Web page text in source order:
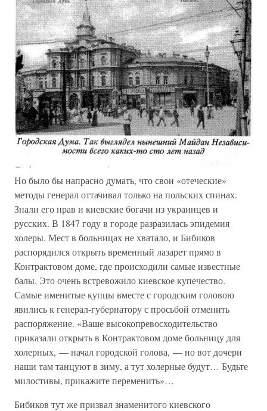
Но было бы напрасно думать, что свои «отеческие»
методы генерал оттачивал только на польских спинах.
Знали его нрав и киевские богачи из украинцев и
русских. В 1847 году в городе разразилась эпидемия
холеры. Мест в больницах не хватало, и Бибиков
распорядился открыть временный лазарет прямо в
Контрактовом доме, где происходили самые известные
балы. Это очень встревожило киевское купечество.
Самые именитые купцы вместе с городским головою
явились к генерал-губернатору с просьбой отменить
распоряжение. «Ваше высокопревосходительство
приказали открыть в Контрактовом доме больницу для
холерных, — начал городской голова, — но вот дочери
наши там танцуют в зиму, а тут холерные будут… Будьте
милостивы, прикажите переменить»…
Бибиков тут же призвал знаменитого киевского